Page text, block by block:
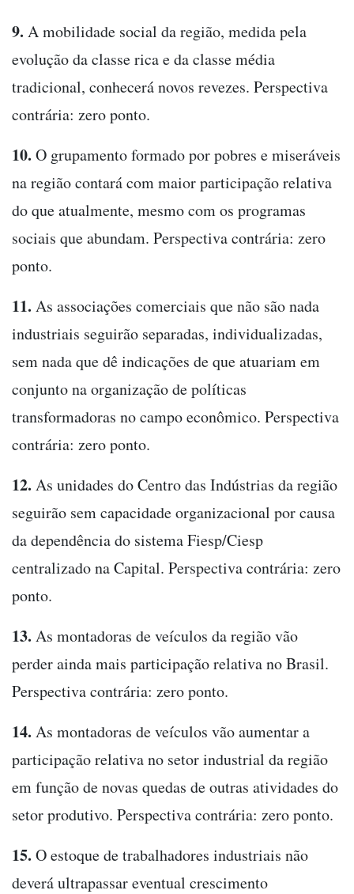
9. A mobilidade social da região, medida pela
evolução da classe rica e da classe média
tradicional, conhecerá novos revezes. Perspectiva
contrária: zero ponto.
10. O grupamento formado por pobres e miseráveis
na região contará com maior participação relativa
do que atualmente, mesmo com os programas
sociais que abundam. Perspectiva contrária: zero
ponto.
11. As associações comerciais que não são nada
industriais seguirão separadas, individualizadas,
sem nada que dê indicações de que atuariam em
conjunto na organização de políticas
transformadoras no campo econômico. Perspectiva
contrária: zero ponto.
12. As unidades do Centro das Indústrias da região
seguirão sem capacidade organizacional por causa
da dependência do sistema Fiesp/Ciesp
centralizado na Capital. Perspectiva contrária: zero
ponto.
13. As montadoras de veículos da região vão
perder ainda mais participação relativa no Brasil.
Perspectiva contrária: zero ponto.
14. As montadoras de veículos vão aumentar a
participação relativa no setor industrial da região
em função de novas quedas de outras atividades do
setor produtivo. Perspectiva contrária: zero ponto.
15. O estoque de trabalhadores industriais não
deverá ultrapassar eventual crescimento